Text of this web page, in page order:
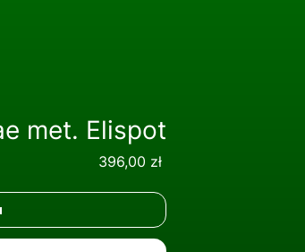
met. Elispot
396,00 złCena